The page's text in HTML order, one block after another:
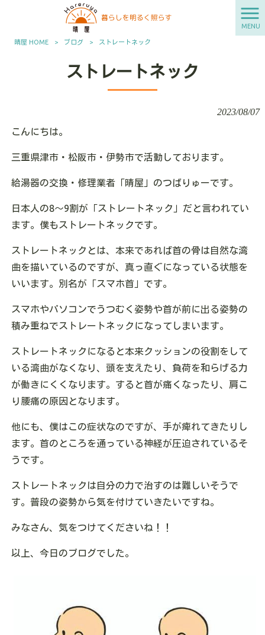
MENU
晴屋 HOME > ブログ > ストレートネック
ストレートネック
2023/08/07
こんにちは。
三重県津市・松阪市・伊勢市で活動しております。
給湯器の交換・修理業者「晴屋」のつばりゅーです。
日本人の8〜9割が「ストレートネック」だと言われてい
ます。僕もストレートネックです。
ストレートネックとは、本来であれば首の骨は自然な湾
曲を描いているのですが、真っ直ぐになっている状態を
いいます。別名が「スマホ首」です。
スマホやパソコンでうつむく姿勢や首が前に出る姿勢の
積み重ねでストレートネックになってしまいます。
ストレートネックになると本来クッションの役割をして
いる湾曲がなくなり、頭を支えたり、負荷を和らげる力
が働きにくくなります。すると首が痛くなったり、肩こ
り腰痛の原因となります。
他にも、僕はこの症状なのですが、手が痺れてきたりし
ます。首のところを通っている神経が圧迫されているそ
うです。
ストレートネックは自分の力で治すのは難しいそうで
す。普段の姿勢から気を付けていきたいですね。
みなさん、気をつけてくださいね！！
以上、今日のブログでした。